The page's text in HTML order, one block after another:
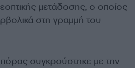
μετάδοσης, ο οποίος
στη γραμμή του
συγκρούστηκε με την